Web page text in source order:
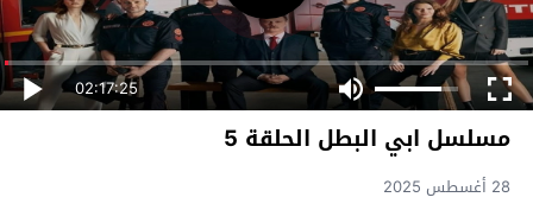
02:17:25
مسلسل ابي البطل الحلقة 5
28 أغسطس 2025